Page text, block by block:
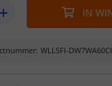
IN
: WLLSFI-